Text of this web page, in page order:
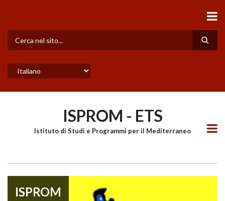
principale
Select
your
ISPROM - ETS
Istituto di Studi e Programmi per il Mediterraneo
ISPROM